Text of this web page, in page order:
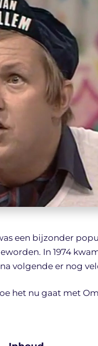
een bijzonder
In 1974
volgende er nog
het nu gaat met